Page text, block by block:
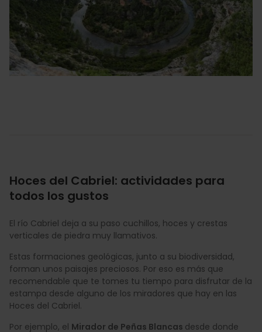
Hoces del Cabriel: actividades para
todos los gustos
El río Cabriel deja a su paso cuchillos, hoces y crestas
verticales de piedra muy llamativos.
Estas formaciones geológicas, junto a su biodiversidad,
forman unos paisajes preciosos. Por eso es más que
recomendable que te tomes tu tiempo para disfrutar de la
estampa desde alguno de los miradores que hay en las
Hoces del Cabriel.
Por ejemplo, el Mirador de Peñas Blancas desde donde